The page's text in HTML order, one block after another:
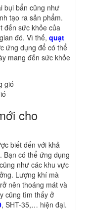
bụi bẩn cũng như
tạo ra sản phẩm.
đến sức khỏe của
đó. Vì thế, quạt
ứng dụng để có thể
mang đến sức khỏe
cho
biết đến với khả
Bạn có thể ứng dụng
như các khu vực
Lượng khí mà
nên thoáng mát và
cũng tìm thấy ở
, SHT-35,… hiện đại.